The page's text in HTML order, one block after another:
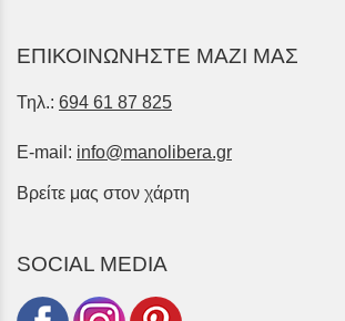
ΕΠΙΚΟΙΝΩΝΗΣΤΕ ΜΑΖΙ ΜΑΣ
Τηλ.: 694 61 87 825
E-mail: info@manolibera.gr
Βρείτε μας στον χάρτη
SOCIAL MEDIA